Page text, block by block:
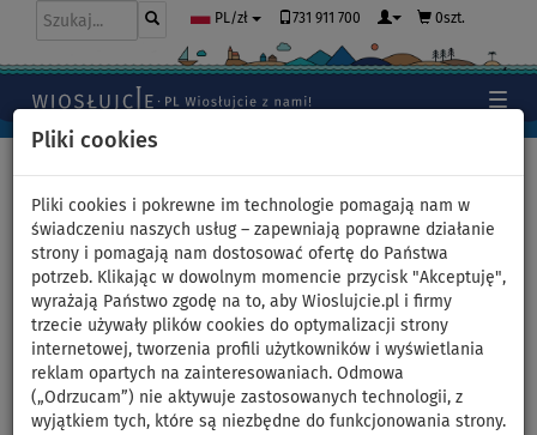
Pliki cookies
Pliki cookies i pokrewne im technologie pomagają nam w
świadczeniu naszych usług – zapewniają poprawne działanie
strony i pomagają nam dostosować ofertę do Państwa
potrzeb. Klikając w dowolnym momencie przycisk "Akceptuję",
wyrażają Państwo zgodę na to, aby Wioslujcie.pl i firmy
trzecie używały plików cookies do optymalizacji strony
internetowej, tworzenia profili użytkowników i wyświetlania
reklam opartych na zainteresowaniach. Odmowa
(„Odrzucam”) nie aktywuje zastosowanych technologii, z
wyjątkiem tych, które są niezbędne do funkcjonowania strony.
PL/zł 731 911 700 0szt.
Ponton GLADIATOR ACTIVE
C330AD Orange - Dark gray -
pompowana łódź z
pompowaną podłogą -